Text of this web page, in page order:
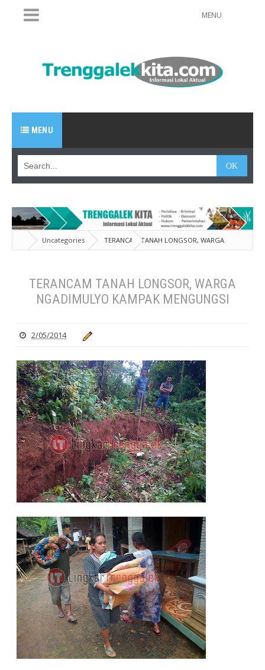
MENU
MENU
Uncategories
TERANCAM TANAH LONGSOR, WARGA
NGADIMULYO KAMPAK MENGUNGSI
TERANCAM TANAH LONGSOR, WARGA
NGADIMULYO KAMPAK MENGUNGSI
2/05/2014